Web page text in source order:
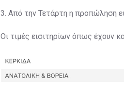
3. Από την Τετάρτη η προπώληση
Οι τιμές εισιτηρίων όπως έχουν